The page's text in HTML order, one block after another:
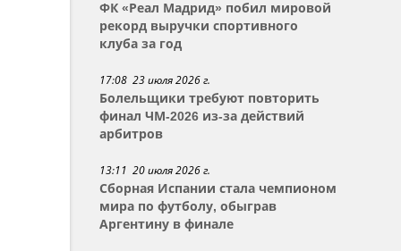
ФК «Реал Мадрид» побил мировой
рекорд выручки спортивного
клуба за год
17:08 23 июля 2026 г.
Болельщики требуют повторить
финал ЧМ-2026 из-за действий
арбитров
13:11 20 июля 2026 г.
Сборная Испании стала чемпионом
мира по футболу, обыграв
Аргентину в финале